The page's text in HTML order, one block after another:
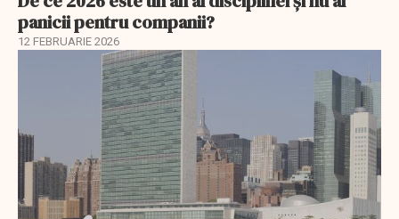
panicii pentru companii?
12 FEBRUARIE 2026